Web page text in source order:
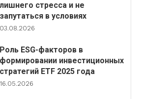
лишнего стресса и не
запутаться в условиях
03.08.2026
Роль ESG-факторов в
формировании инвестиционных
стратегий ETF 2025 года
16.05.2026